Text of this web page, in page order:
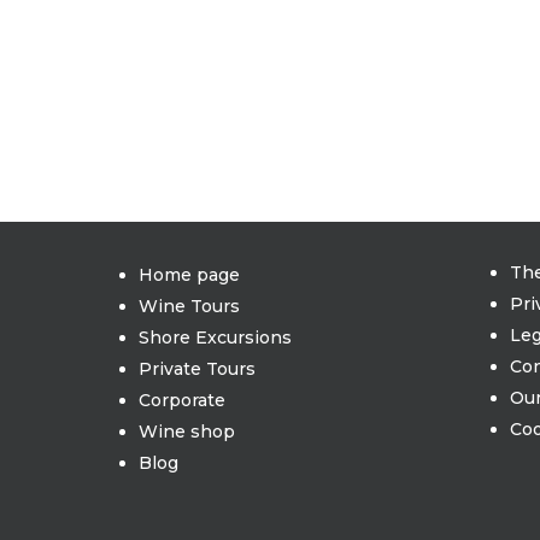
Home page
Wine Tours
Shore Excursions
Private Tours
Corporate
Wine shop
Blog